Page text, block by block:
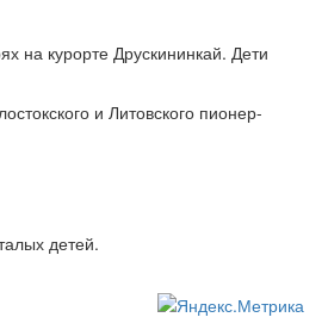
на курорте Друскининкай. Дети
и Литовского пионер-
детей.